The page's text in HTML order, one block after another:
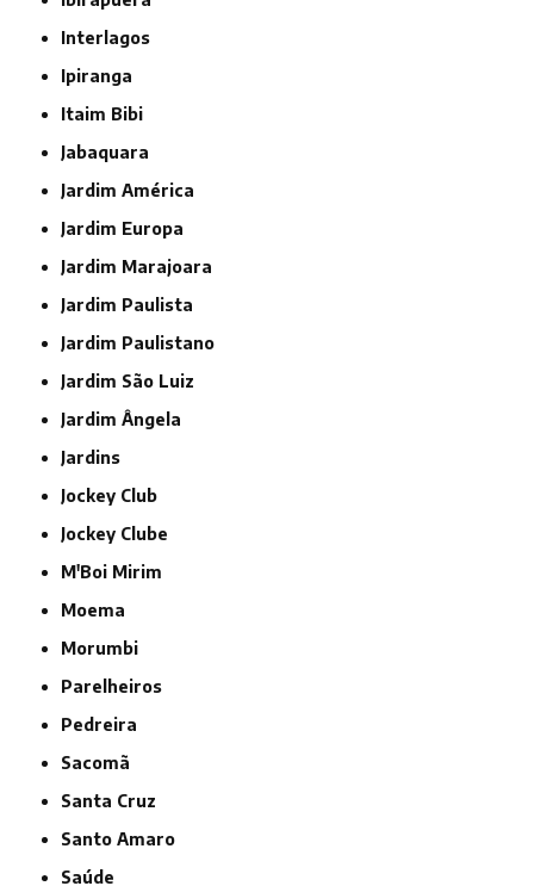
Interlagos
Ipiranga
Itaim Bibi
Jabaquara
Jardim América
Jardim Europa
Jardim Marajoara
Jardim Paulista
Jardim Paulistano
Jardim São Luiz
Jardim Ângela
Jardins
Jockey Club
Jockey Clube
M'Boi Mirim
Moema
Morumbi
Parelheiros
Pedreira
Sacomã
Santa Cruz
Santo Amaro
Saúde